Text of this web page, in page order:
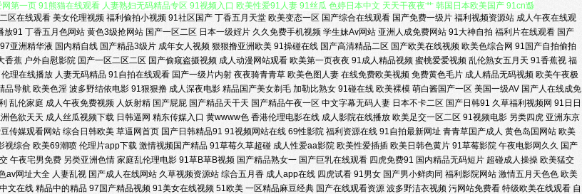
色午夜 国产av网页 中文字幕影音先锋资源 黄色三级在线网站 91蝌蚪黑料在线观看 老司机精品地址 91免费视频国产 另类美日韩 91免费看
第一页 91熊猫在线观看 人妻熟妇无码精品专区 91视频入口 欧美性爱91人妻 91丝瓜 色婷日本中文 天天干夜夜艹 韩国日本欧美国产 91cn邎
91熟女熟妇视频网站 欧美成在线 91社在线观看九九 老湿啪啪怕怕抽 久久福利姬 91视频按摩 欧美网网 91视频艹 久久手机视频免费精品 91
成人电影在线视频 久久九九热黄色网址 91视频成人毛片网站 91免费国 国产精品爱久久 国产精品掏空网 91av91se刺激 国产欧美香蕉视频
夜福利 91色超碰人人 国产精品有限公司 丁香社区五月天 尤物福利导航 久久蜜桃网 91看片软件快播 久久天堂91 91夫妻电影 黄色片网站强
区在线观看 美女伦理视频 福利偷拍小视频 91社区国产 丁香五月天堂 欧美变态一区 国产综合在线观看 国产免费一级片 福利视频资源站 成人午夜在线观
放91 丁香五月色网站 黄色3级抢网站 国产一区二区 日本一级婬片 久久免费手机视频 学生妹Av网站 亚洲人成免费网站 91大神自拍 福利片在线观看 国产
97亚洲精华液 国内精自线 国产精品3级片 成年女人视频 狠狠撸亚洲欧美 91操碰在线 国产高清精品二区 国产欧美在线视频 欧美色综合网 91国产自拍偷拍
香蕉 户外自慰影院 国产一区二区二区 国产偷窥盗摄视频 成人动漫网站观看 欧美第一页夜夜 91成人精品视频 蜜桃爱爱视频 乱伦熟女五月天 91香蕉视 福
伦理在线播放 人妻无码精品 91自拍在线观看 国产一级片内射 夜夜骑青青草 欧美色图人妻 在线免费欧美视频 免费黄色毛片 成人精品无码视频 欧美午夜极
品导航 欧美色淫 波多野结依电影 91狠狠撸 成人深夜电影 精品国产美女剃毛 加勒比熟女 91碰在线 欧美裸模 萌白酱国产一区 美国一级AV 国产人在线成免
乱伦家庭 成人午夜免费视频 人妖射精 国产屁屁 国产精品天干天 国产精品午夜一区 中文字幕无码人妻 日本不卡二区 国产日韩91 久草福利视频网 91日日
色欲天天 成人丝瓜视频下载 日韩逼网 精东传媒入口 黄wwww色 香港伦理电影在线 成人影院在线播放 欧美足交一区二区 91视频电影 另类四虎 亚洲东京
传媒观看网站 综合日韩欧美 草逼网首页 国产日韩精品91 91视频网站在线 69性影院 福利资源在线 91自拍最新网址 青青草国产成人 黄色岛国网站 欧美
视综合 欧美69潮喷 伦理片app下载 激情视频国产精品 91草莓久草超碰 成人性爱aa影院 欧美性爱插插 欧美日韩色黄片 91草莓影院 午夜电影网久久 国产
午夜宅男免费 另类亚洲色情 家庭乱伦理电影 91草B草B视频 国产精品熟女一 国产巨乳在线观看 四虎免费91 国内精品无码短片 超碰成人操操 欧美猛交
av网址大全 人妻乱视 国产成人在线网站 久草视频资源站 综合五月香 成人app在线 四虎试看 91男女 国产男小鲜肉同 福利影院网站 激情五月天色色 欧美
文在线 精品中的精品 97国产精品视频 91美女在线视频 51欧美 一区精品麻豆经典 国产在线观看资源 波多野洁衣视频 污网站免费看 特级欧美在线观看 自